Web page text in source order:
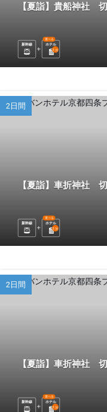
【夏詣】貴船神社
新幹線 ホテル
選べる
1 泊
2日間
【夏詣】車折神社
新幹線 ホテル
選べる
1 泊
2日間
【夏詣】車折神社
新幹線 ホテル
選べる
1 泊